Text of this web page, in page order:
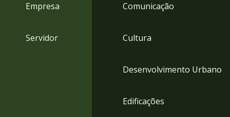
Empresa
Servidor
Comunicação
Cultura
Desenvolvimento Urbano
Edificações